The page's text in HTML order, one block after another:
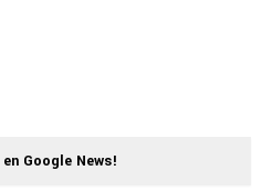
en Google News!